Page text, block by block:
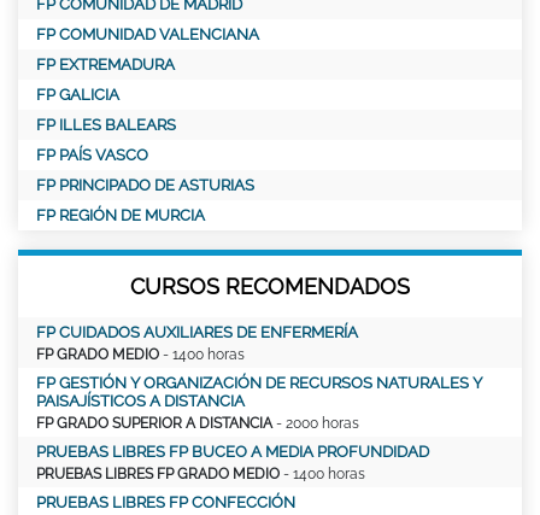
FP COMUNIDAD DE MADRID
FP COMUNIDAD VALENCIANA
FP EXTREMADURA
FP GALICIA
FP ILLES BALEARS
FP PAÍS VASCO
FP PRINCIPADO DE ASTURIAS
FP REGIÓN DE MURCIA
CURSOS RECOMENDADOS
FP CUIDADOS AUXILIARES DE ENFERMERÍA
FP GRADO MEDIO - 1400 horas
FP GESTIÓN Y ORGANIZACIÓN DE RECURSOS NATURALES Y
PAISAJÍSTICOS A DISTANCIA
FP GRADO SUPERIOR A DISTANCIA- 2000 horas
PRUEBAS LIBRES FP BUCEO A MEDIA PROFUNDIDAD
PRUEBAS LIBRES FP GRADO MEDIO - 1400 horas
PRUEBAS LIBRES FP CONFECCIÓN